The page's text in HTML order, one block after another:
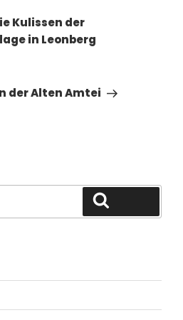
Kulissen der
in Leonberg
der Alten Amtei